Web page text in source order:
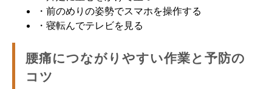
・前のめりの姿勢でスマホを操作する
・寝転んでテレビを見る
腰痛につながりやすい作業と予防の
コツ